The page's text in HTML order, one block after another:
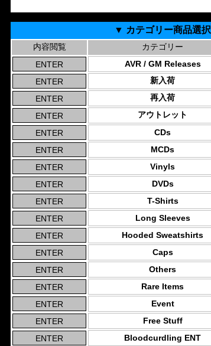
▼ カテゴリー商品選択
内容閲覧 カテゴリー
AVR / GM Releases
新入荷
再入荷
アウトレット
CDs
MCDs
Vinyls
DVDs
T-Shirts
Long Sleeves
Hooded Sweatshirts
Caps
Others
Rare Items
Event
Free Stuff
Bloodcurdling ENT